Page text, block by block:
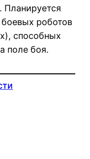
Планируется
роботов
способных
поле боя.